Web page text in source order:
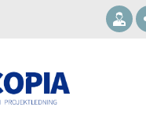
Våra tjänster
+46 10-1697002